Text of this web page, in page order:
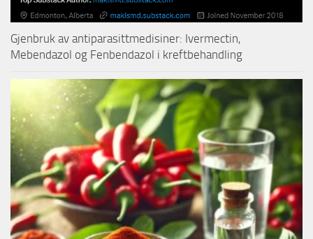
Gjenbruk av antiparasittmedisiner: Ivermectin,
Mebendazol og Fenbendazol i kreftbehandling